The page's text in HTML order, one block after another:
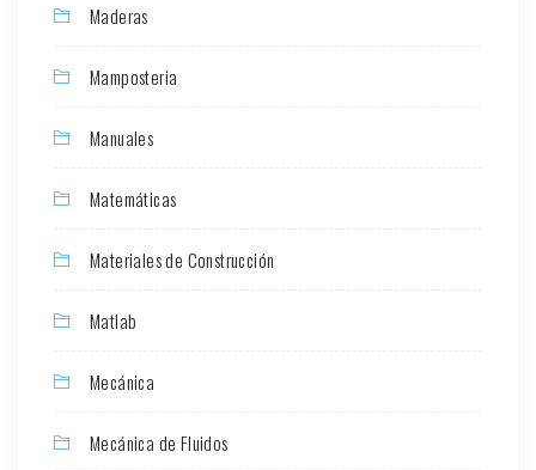
Maderas
Mamposteria
Manuales
Matemáticas
Materiales de Construcción
Matlab
Mecánica
Mecánica de Fluidos